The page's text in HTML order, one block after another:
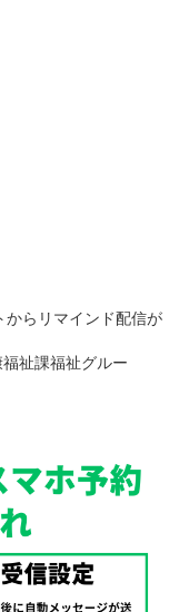
からリマインド配信が
祉課福祉グルー